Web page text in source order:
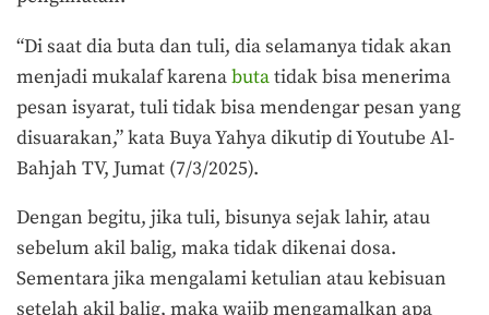
“Di saat dia buta dan tuli, dia selamanya tidak akan
menjadi mukalaf karenabutatidak bisa menerima
pesan isyarat, tuli tidak bisa mendengar pesan yang
disuarakan,” kata Buya Yahya dikutip di Youtube Al-
Bahjah TV, Jumat (7/3/2025).
Dengan begitu, jika tuli, bisunya sejak lahir, atau
sebelum akil balig, maka tidak dikenai dosa.
Sementara jika mengalami ketulian atau kebisuan
setelah akil balig, maka wajib mengamalkan apa